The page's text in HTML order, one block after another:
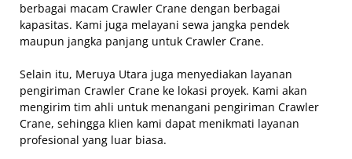
berbagai macam Crawler Crane dengan berbagai
kapasitas. Kami juga melayani sewa jangka pendek
maupun jangka panjang untuk Crawler Crane.
Selain itu, Meruya Utara juga menyediakan layanan
pengiriman Crawler Crane ke lokasi proyek. Kami akan
mengirim tim ahli untuk menangani pengiriman Crawler
Crane, sehingga klien kami dapat menikmati layanan
profesional yang luar biasa.